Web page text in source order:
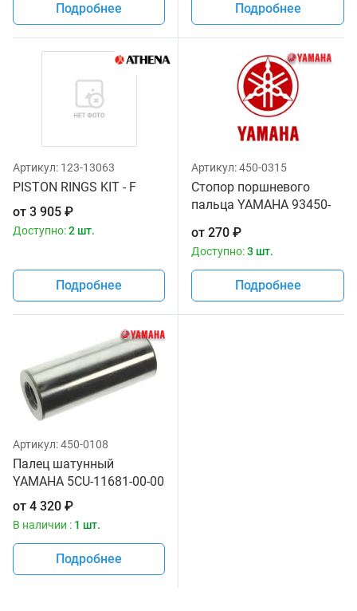
Подробнее Подробнее
Артикул: 123-13063
PISTON RINGS KIT - F
от 3 905 ₽
Доступно:2 шт.
Подробнее
Артикул:450-0315
Стопор поршневого
пальца YAMAHA 93450-
от 270 ₽
Доступно:3 шт.
Подробнее
Артикул:450-0108
Палец шатунный
YAMAHA 5CU-11681-00-00
от 4 320 ₽
В наличии : 1 шт.
Подробнее